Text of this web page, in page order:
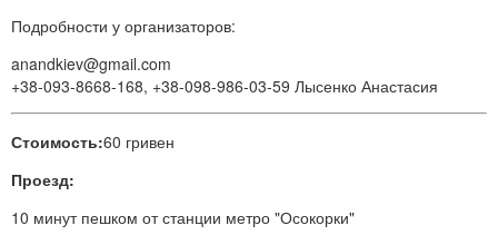
Подробности у организаторов:
anandkiev@gmail.com
+38-093-8668-168, +38-098-986-03-59 Лысенко Анастасия
Стоимость:60 гривен
Проезд:
10 минут пешком от станции метро "Осокорки"